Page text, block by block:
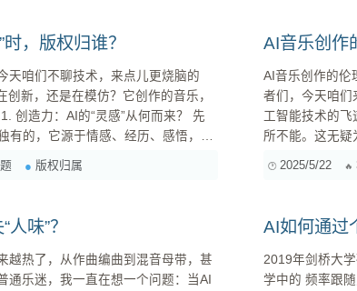
，版权归谁？
天咱们不聊技术，来点儿更烧脑的
新，还是在模仿？它创作的音乐，
的，它源于情感、经历、感悟，是
正的创造
版权归属
AI音乐创作
AI音乐创作的伦理迷雾？
者们，今天咱们
工智能技术的
所不能。这无疑
者？AI创作的
2025/5/22
味”？
越热了，从作曲编曲到混音母带，甚
通乐迷，我一直在想一个问题：当AI
AI如何通过
2019年剑桥大
学中的 频率跟随